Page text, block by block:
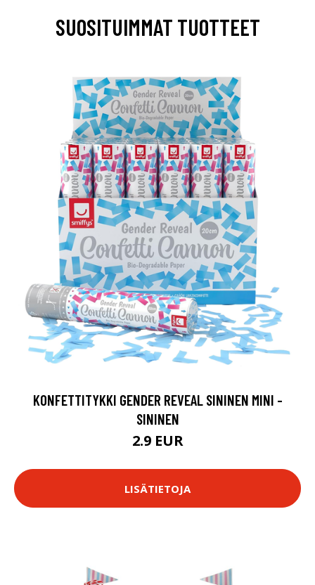
SUOSITUIMMAT TUOTTEET
KONFETTITYKKI GENDER REVEAL SININEN MINI -
SININEN
2.9 EUR
LISÄTIETOJA